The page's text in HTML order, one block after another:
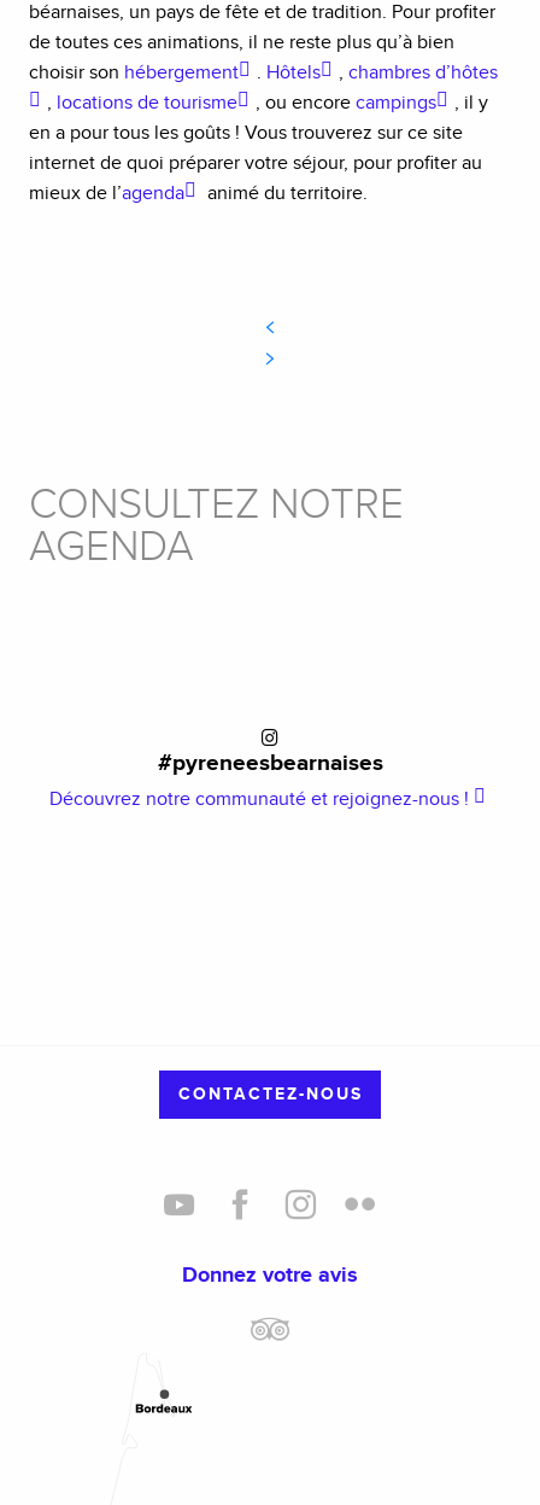
béarnaises, un pays de fête et de tradition. Pour profiter
de toutes ces animations, il ne reste plus qu’à bien
choisir son hébergement . Hôtels , chambres d’hôtes
, locations de tourisme , ou encore campings
, il y
en a pour tous les goûts ! Vous trouverez sur ce site
internet de quoi préparer votre séjour, pour profiter au
mieux de l’agenda animé du territoire.
CONSULTEZ NOTRE
AGENDA
#pyreneesbearnaises
Découvrez notre communauté et rejoignez-nous !
CONTACTEZ-NOUS
Donnez votre avis